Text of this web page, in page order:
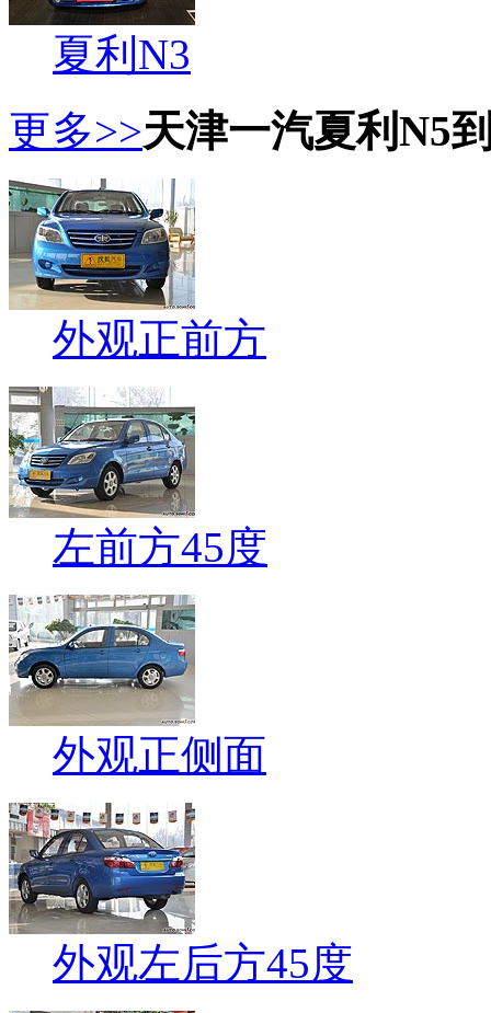
夏利N3
更多>>天津一汽夏利N5
外观正前方
左前方45度
外观正侧面
外观左后方45度